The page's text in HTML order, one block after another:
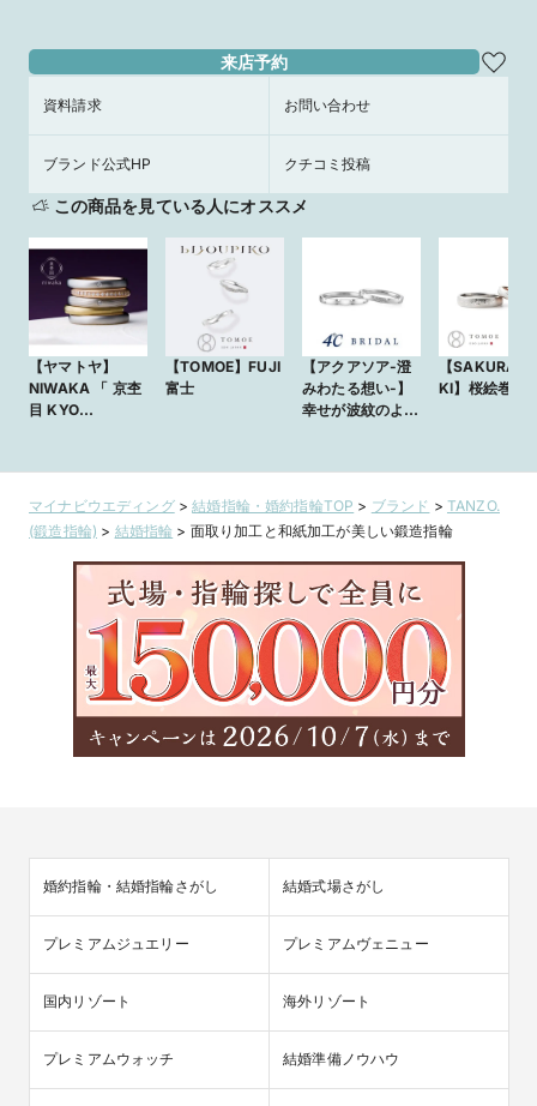
来店予約
資料請求 お問い合わせ
ブランド公式HP クチコミ投稿
この商品を見ている人にオススメ
【ヤマトヤ】
NIWAKA 「 京杢
目 KYO
時 杢目にかさね
【TOMOE】FUJI
富士
【アクアソア-澄
みわたる想い-】
幸せが波紋のよう
【
KI】桜絵巻
マイナビウエディング>結婚指輪・婚約指輪TOP > ブランド > TANZO.
(鍛造指輪) > 結婚指輪 > 面取り加工と和紙加工が美しい鍛造指輪
婚約指輪・結婚指輪さがし 結婚式場さがし
プレミアムジュエリー プレミアムヴェニュー
国内リゾート 海外リゾート
プレミアムウォッチ 結婚準備ノウハウ